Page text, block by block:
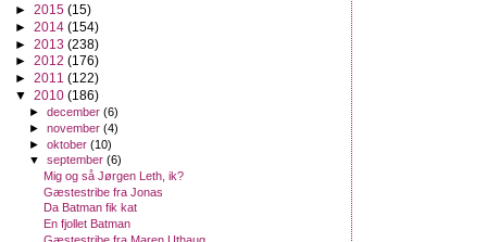
► 2015 (15)
► 2014 (154)
► 2013 (238)
► 2012 (176)
► 2011 (122)
▼ 2010 (186)
►december(6)
►november(4)
►oktober(10)
▼september(6)
Mig og så Jørgen Leth, ik?
Gæstestribe fra Jonas
Da Batman fik kat
En fjollet Batman